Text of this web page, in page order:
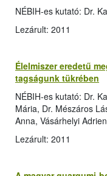
NÉBIH-es kutató: Dr.
Lezárult: 2011
Élelmiszer eredetű
tagságunk tükrében
NÉBIH-es kutató: Dr.
Mária, Dr. Mészáros
Anna, Vásárhelyi
Lezárult: 2011